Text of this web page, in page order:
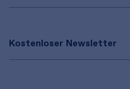
Kostenloser Newsletter